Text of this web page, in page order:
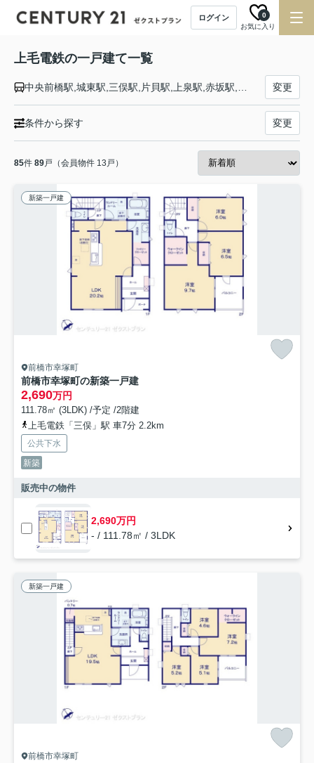
ログイン
お気に入り
0
上毛電鉄の一戸建て一覧
変更
条件から探す 変更
85件 89戸（会員物件 13戸）
新築一戸建
前橋市幸塚町
前橋市幸塚町の新築一戸建
2,690万円
111.78㎡ (3LDK) /予定 /2階建
上毛電鉄「三俣」駅 車7分 2.2km
公共下水
新築
販売中の物件
2,690万円
- / 111.78㎡ / 3LDK
新築一戸建
前橋市幸塚町